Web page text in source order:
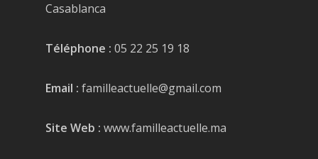
Casablanca
Téléphone : 05 22 25 19 18
Email : familleactuelle@gmail.com
Site Web : www.familleactuelle.ma